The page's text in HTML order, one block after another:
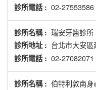
診所電話 : 02-27553586
診所名稱 : 瑞安牙醫診所
診所地址 : 台北市大安
診所電話 : 02-27082071
診所名稱 : 伯特利敦南身